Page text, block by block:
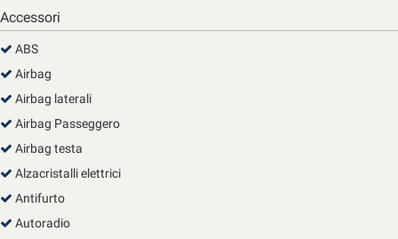
Accessori
ABS
Airbag
Airbag laterali
Airbag Passeggero
Airbag testa
Alzacristalli elettrici
Antifurto
Autoradio
cookie
Salva
le